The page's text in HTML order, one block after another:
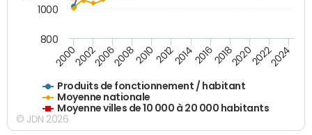
Produits de fonctionnement / habitant
Moyenne nationale
Moyenne villes de 10 000 à 20 000 habitants
200020022006200820102012201420162018202020222024
800
1000
© JDN 2026